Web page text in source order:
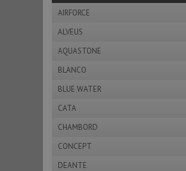
AIRFORCE
ALVEUS
AQUASTONE
BLANCO
BLUE WATER
CATA
CHAMBORD
CONCEPT
DEANTE